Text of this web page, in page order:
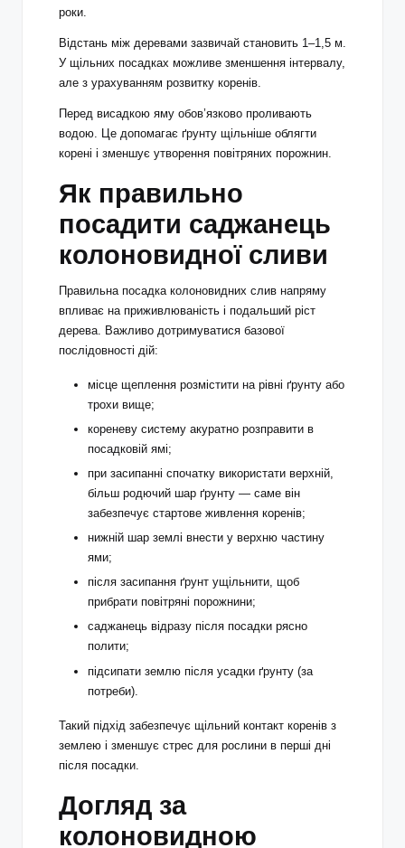
роки.
Відстань між деревами зазвичай становить 1–1,5 м.
У щільних посадках можливе зменшення інтервалу,
але з урахуванням розвитку коренів.
Перед висадкою яму обов’язково проливають
водою. Це допомагає ґрунту щільніше облягти
корені і зменшує утворення повітряних порожнин.
Як правильно
посадити саджанець
колоновидної сливи
Правильна посадка колоновидних слив напряму
впливає на приживлюваність і подальший ріст
дерева. Важливо дотримуватися базової
послідовності дій:
місце щеплення розмістити на рівні ґрунту або
трохи вище;
кореневу систему акуратно розправити в
посадковій ямі;
при засипанні спочатку використати верхній,
більш родючий шар ґрунту — саме він
забезпечує стартове живлення коренів;
нижній шар землі внести у верхню частину
ями;
після засипання ґрунт ущільнити, щоб
прибрати повітряні порожнини;
саджанець відразу після посадки рясно
полити;
підсипати землю після усадки ґрунту (за
потреби).
Такий підхід забезпечує щільний контакт коренів з
землею і зменшує стрес для рослини в перші дні
після посадки.
Догляд за
колоновидною